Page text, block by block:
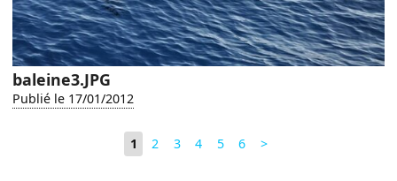
baleine3.JPG
Publié le 17/01/2012
1 2 3 4 5 6 >